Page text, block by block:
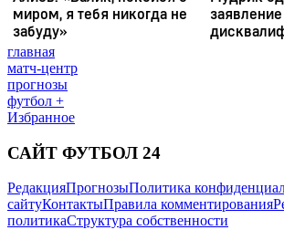
главная
матч-центр
прогнозы
футбол +
Избранное
САЙТ ФУТБОЛ 24
РедакцияПрогнозыПолитика
сайтуКонтактыПравила комментирования
политикаСтруктура собственности